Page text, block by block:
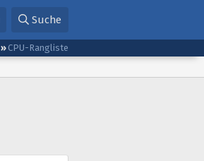
Suche
CPU-Rangliste